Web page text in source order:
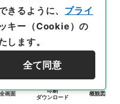
画面
印刷
ダウンロード
概観図
きるように、 プライ
キー（Cookie）の
します。
全て同意